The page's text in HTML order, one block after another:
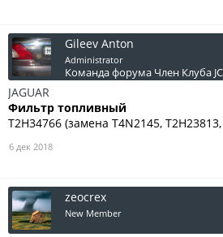
Gileev Anton
Administrator
Команда форума Член Клуба
JAGUAR
Фильтр топливный
T2H34766 (замена T4N2145,
6 дек 2018
zeocrex
New Member